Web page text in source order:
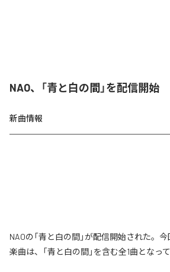
NAO、「青と白の間」を配信開始
新曲情報
NAOの「青と白の間」が配信開始された。
楽曲は、「青と白の間」を含む全1曲となって